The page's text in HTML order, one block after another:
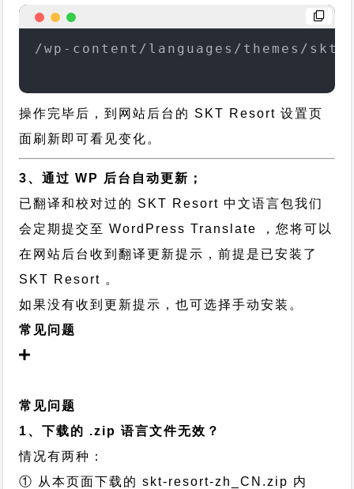
/wp-content/languages/themes/skt-
操作完毕后，到网站后台的 SKT Resort 设置页
面刷新即可看见变化。
3、通过 WP 后台自动更新；
已翻译和校对过的 SKT Resort 中文语言包我们
会定期提交至 WordPress Translate ，您将可以
在网站后台收到翻译更新提示，前提是已安装了
SKT Resort 。
如果没有收到更新提示，也可选择手动安装。
常见问题
常见问题
1、下载的 .zip 语言文件无效？
情况有两种：
① 从本页面下载的 skt-resort-zh_CN.zip 内